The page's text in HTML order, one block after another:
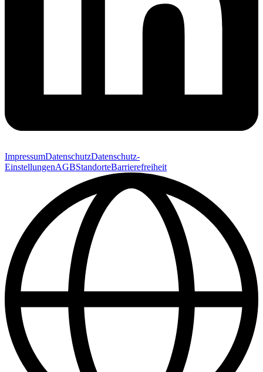
ImpressumDatenschutzDatenschutz-
EinstellungenAGBStandorteBarrierefreiheit